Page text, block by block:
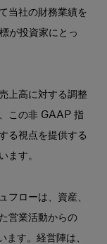
当社の財務業績を
が投資家にとっ
上高に対する調整
この非 GAAP 指
る視点を提供する
ます。
フローは、資産、
営業活動からの
す。経営陣は、